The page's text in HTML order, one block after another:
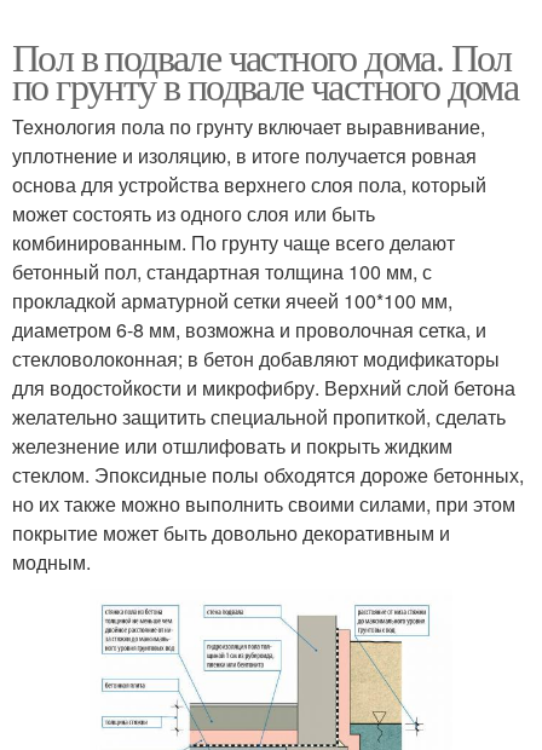
Пол в подвале частного дома. Пол
по грунту в подвале частного дома
Технология пола по грунту включает выравнивание,
уплотнение и изоляцию, в итоге получается ровная
основа для устройства верхнего слоя пола, который
может состоять из одного слоя или быть
комбинированным. По грунту чаще всего делают
бетонный пол, стандартная толщина 100 мм, с
прокладкой арматурной сетки ячеей 100*100 мм,
диаметром 6-8 мм, возможна и проволочная сетка, и
стекловолоконная; в бетон добавляют модификаторы
для водостойкости и микрофибру. Верхний слой бетона
желательно защитить специальной пропиткой, сделать
железнение или отшлифовать и покрыть жидким
стеклом. Эпоксидные полы обходятся дороже бетонных,
но их также можно выполнить своими силами, при этом
покрытие может быть довольно декоративным и
модным.